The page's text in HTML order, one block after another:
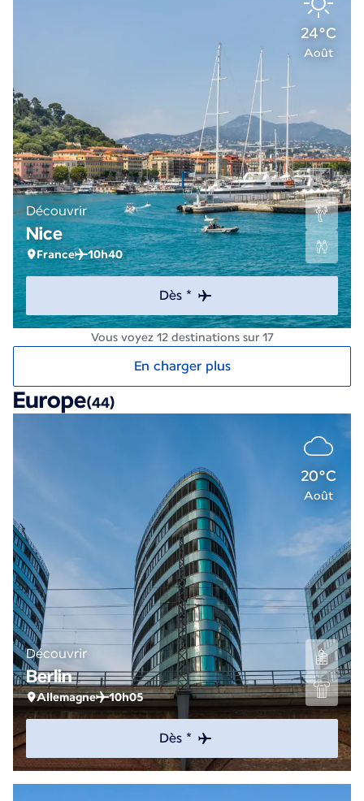
24°C
Août
Découvrir
Nice
France 10h40
Dès *
Vous voyez 12 destinations sur 17
En charger plus
Europe(44)
20°C
Août
Découvrir
Berlin
Allemagne 10h05
Dès *